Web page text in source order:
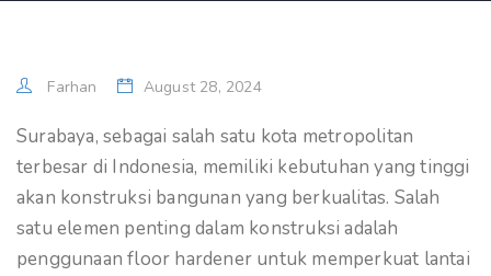
Farhan August 28, 2024
Surabaya, sebagai salah satu kota metropolitan
terbesar di Indonesia, memiliki kebutuhan yang tinggi
akan konstruksi bangunan yang berkualitas. Salah
satu elemen penting dalam konstruksi adalah
penggunaan floor hardener untuk memperkuat lantai